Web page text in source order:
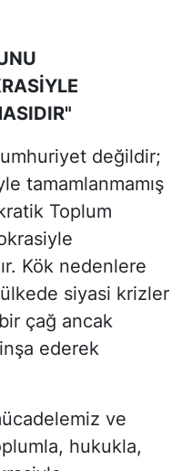
değildir;
tamamlanmamış
Toplum
Kök nedenlere
siyasi krizler
çağ ancak
ederek
ve
hukukla,